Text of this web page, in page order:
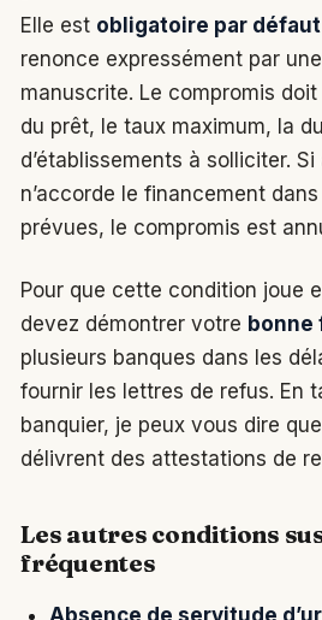
Elle est obligatoire par défaut
renonce expressément par
manuscrite. Le compromis
du prêt, le taux maximum, la
d’établissements à solliciter.
n’accorde le financement
prévues, le compromis est
Pour que cette condition joue
devez démontrer votre bonne
plusieurs banques dans les
fournir les lettres de refus. En
banquier, je peux vous dire
délivrent des attestations de
Les autres conditions
fréquentes
Absence de servitude